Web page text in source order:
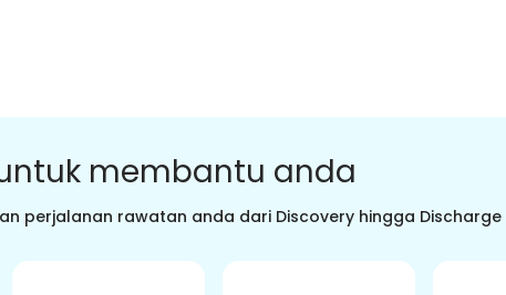
membantu anda
perjalanan rawatan anda dari Discovery hingga